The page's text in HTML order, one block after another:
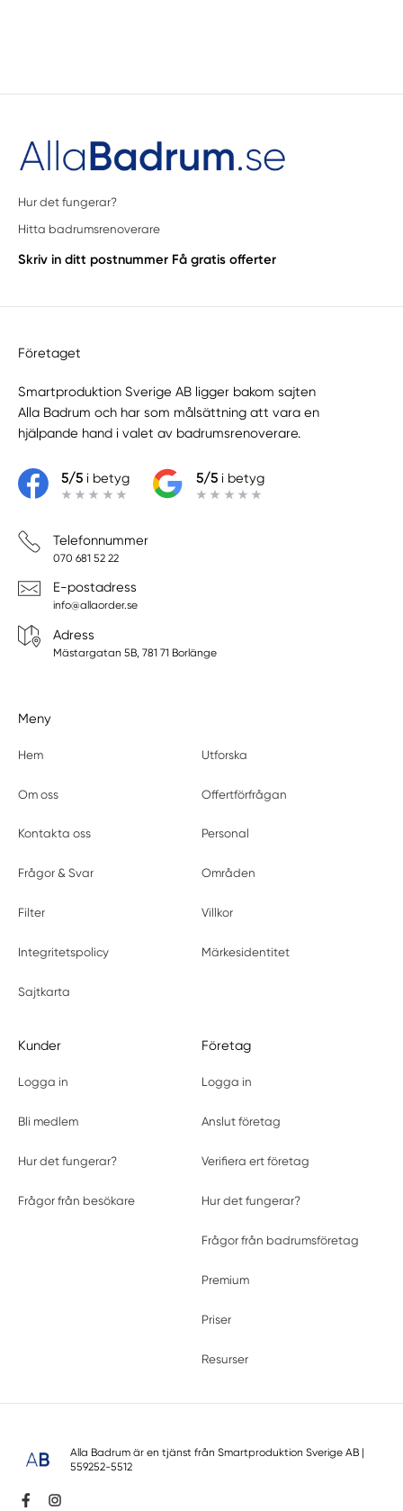
Hur det fungerar?
Hitta badrumsrenoverare
Skriv in ditt postnummer Få gratis offerter
Företaget
Smartproduktion Sverige AB ligger bakom sajten
Alla Badrum och har som målsättning att vara en
hjälpande hand i valet av badrumsrenoverare.
5/5i betyg 5/5i betyg
Telefonnummer
070 681 52 22
E-postadress
info@allaorder.se
Adress
Mästargatan 5B, 781 71 Borlänge
Meny
Hem Utforska
Om oss Offertförfrågan
Kontakta oss Personal
Frågor & Svar Områden
Filter Villkor
Integritetspolicy Märkesidentitet
Sajtkarta
Kunder
Logga in
Bli medlem
Hur det fungerar?
Frågor från besökare
Företag
Logga in
Anslut företag
Verifiera ert företag
Hur det fungerar?
Frågor från badrumsföretag
Premium
Priser
Resurser
Alla Badrum är en tjänst från Smartproduktion Sverige AB|
559252-5512